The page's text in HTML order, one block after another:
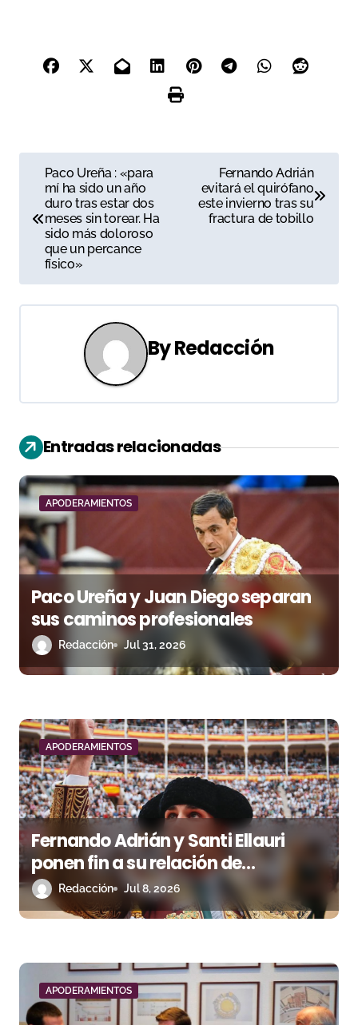
g
i
ó
n
d
e
e
n
r
d
a
s
Paco Ureña : «para
mí ha sido un año
duro tras estar dos
meses sin torear. Ha
sido más doloroso
que un percance
físico»
Fernando Adrián
evitará el quirófano
este invierno tras su
fractura de tobillo
ByRedacción
Entradas relacionadas
APODERAMIENTOS
Paco Ureña y Juan Diego separan
sus caminos profesionales
Redacción Jul 31, 2026
APODERAMIENTOS
Fernando Adrián y Santi Ellauri
ponen fin a su relación de
apoderamiento
Redacción Jul 8, 2026
APODERAMIENTOS